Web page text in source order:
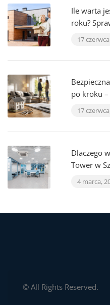
Ile warta
roku?
17
po kroku
17
Dlaczego
Tower w
4 marca,
© All Rights Reserved.